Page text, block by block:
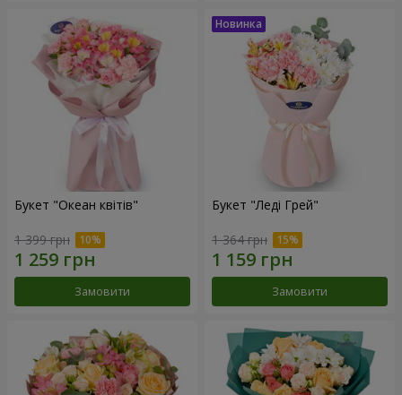
Букет "Океан квітів"
1 399 грн
Замовити
Букет "Леді Грей"
1 364 грн
Замовити